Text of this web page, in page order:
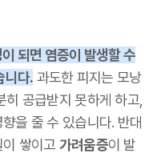
되면 염증이 발생할 수
니다. 과도한 피지는 모낭
공급받지 못하게 하고,
을 줄 수 있습니다. 반대
쌓이고 가려움증이 발